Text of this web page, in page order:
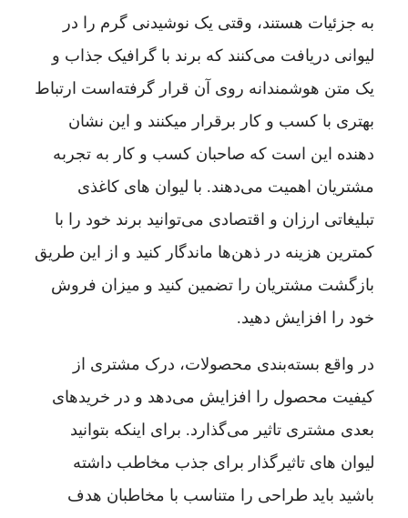
به جزئیات هستند، وقتی یک نوشیدنی گرم را در
لیوانی دریافت می‌کنند که برند با گرافیک جذاب و
یک متن هوشمندانه روی آن قرار گرفته‌است ارتباط
بهتری با کسب و کار برقرار میکنند و این نشان
دهنده این است که صاحبان کسب و کار به تجربه
مشتریان اهمیت می‌دهند. با لیوان های کاغذی
تبلیغاتی ارزان و اقتصادی می‌توانید برند خود را با
کمترین هزینه در ذهن‌ها ماندگار کنید و از این طریق
بازگشت مشتریان را تضمین کنید و میزان فروش
خود را افزایش دهید.
در واقع بسته‌بندی محصولات، درک مشتری از
کیفیت محصول را افزایش می‌دهد و در خریدهای
بعدی مشتری تاثیر می‌گذارد. برای اینکه بتوانید
لیوان های تاثیرگذار برای جذب مخاطب داشته
باشید باید طراحی را متناسب با مخاطبان هدف